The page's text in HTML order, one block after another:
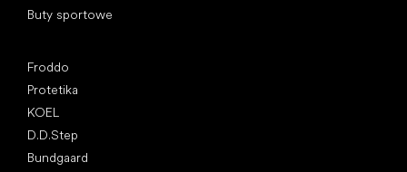
Buty sportowe
Froddo
Protetika
KOEL
D.D.Step
Bundgaard